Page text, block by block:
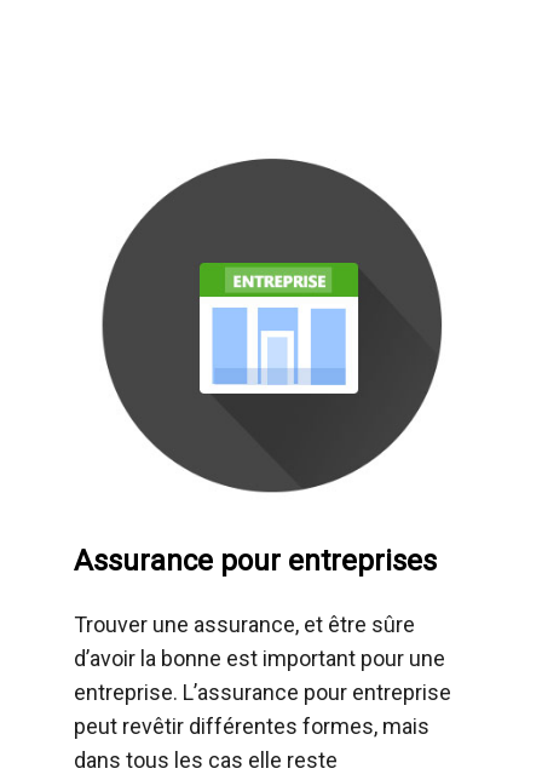
Assurance pour entreprises
Trouver une assurance, et être sûre
d’avoir la bonne est important pour une
entreprise. L’assurance pour entreprise
peut revêtir différentes formes, mais
dans tous les cas elle reste